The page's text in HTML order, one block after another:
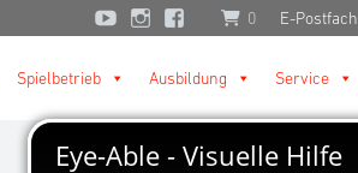
0 E-Postfach
Spielbetrieb Ausbildung Service